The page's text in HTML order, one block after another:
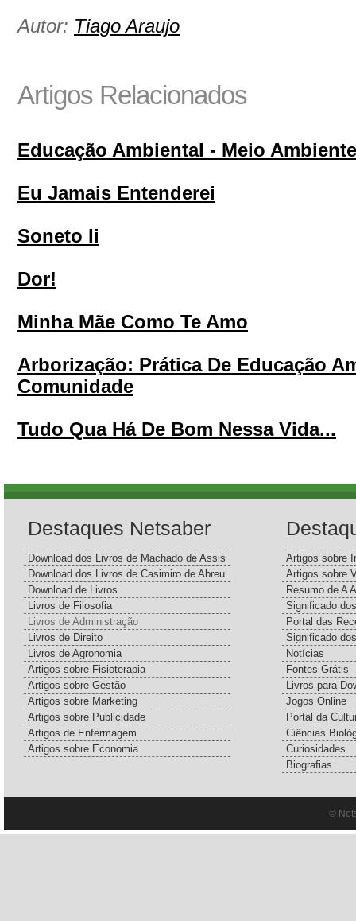
Autor: Tiago Araujo
Artigos Relacionados
Educação Ambiental - Meio Ambiente
Eu Jamais Entenderei
Soneto Ii
Dor!
Minha Mãe Como Te Amo
Arborização: Prática De Educação
Comunidade
Tudo Qua Há De Bom Nessa Vida...
Destaques Netsaber
Download dos Livros de Machado de Assis
Download dos Livros de Casimiro de Abreu
Download de Livros
Livros de Filosofia
Livros de Administração
Livros de Direito
Livros de Agronomia
Artigos sobre Fisioterapia
Artigos sobre Gestão
Artigos sobre Marketing
Artigos sobre Publicidade
Artigos de Enfermagem
Artigos sobre Economia
Artigos sobre
Artigos sobre
Resumo de A
Significado
Portal das
Significado
Notícias
Fontes Grátis
Livros para
Jogos Online
Portal da
Ciências
Curiosidades
Biografias
©